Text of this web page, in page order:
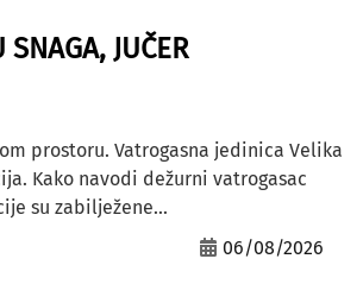
JUČER
prostoru. Vatrogasna jedinica Velika
Kako navodi dežurni vatrogasac
su zabilježene...
06/08/2026